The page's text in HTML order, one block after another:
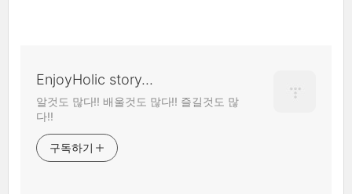
EnjoyHolic story...
알것도 많다!! 배울것도 많다!! 즐길것도 많
다!!
구독하기